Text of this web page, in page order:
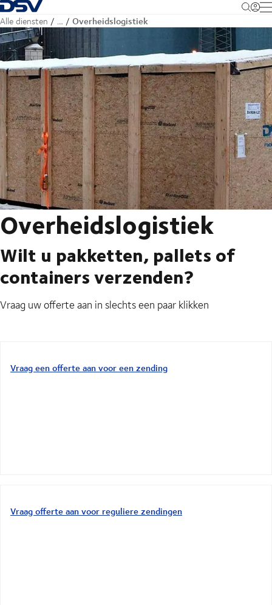
Terug naar startpagina
Alle diensten … Overheidslogistiek
Overheidslogistiek
Wilt u pakketten, pallets of
containers verzenden?
Vraag uw offerte aan in slechts een paar klikken
Vraag een offerte aan voor een zending
Vraag offerte aan voor reguliere zendingen